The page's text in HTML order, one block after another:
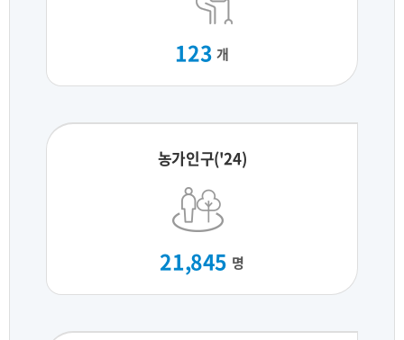
123 개
농가인구('24)
21,845 명